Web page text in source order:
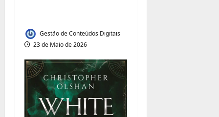
s
Gestão de Conteúdos Digitais
23 de Maio de 2026